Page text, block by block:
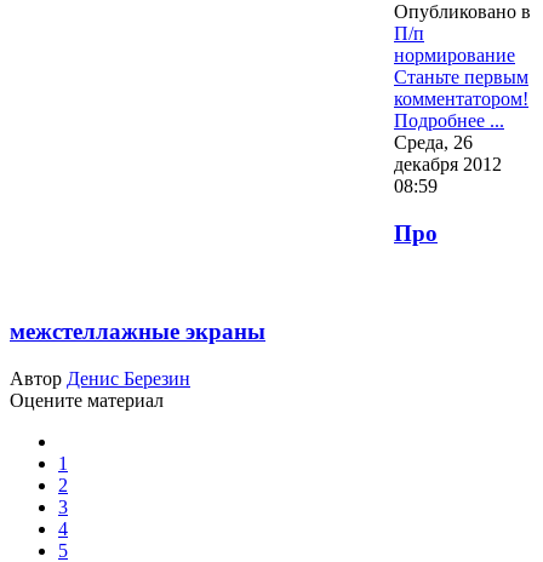
Опубликовано в
П/п
нормирование
Станьте первым
комментатором!
Подробнее ...
Среда, 26
декабря 2012
08:59
Про
межстеллажные экраны
Автор Денис Березин
Оцените материал
1
2
3
4
5